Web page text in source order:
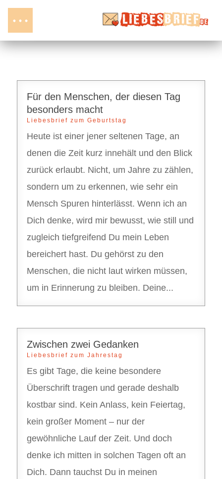
Für den Menschen, der diesen Tag
besonders macht
Liebesbrief zum Geburtstag
Heute ist einer jener seltenen Tage, an
denen die Zeit kurz innehält und den Blick
zurück erlaubt. Nicht, um Jahre zu zählen,
sondern um zu erkennen, wie sehr ein
Mensch Spuren hinterlässt. Wenn ich an
Dich denke, wird mir bewusst, wie still und
zugleich tiefgreifend Du mein Leben
bereichert hast. Du gehörst zu den
Menschen, die nicht laut wirken müssen,
um in Erinnerung zu bleiben. Deine...
Zwischen zwei Gedanken
Liebesbrief zum Jahrestag
Es gibt Tage, die keine besondere
Überschrift tragen und gerade deshalb
kostbar sind. Kein Anlass, kein Feiertag,
kein großer Moment – nur der
gewöhnliche Lauf der Zeit. Und doch
denke ich mitten in solchen Tagen oft an
Dich. Dann tauchst Du in meinen